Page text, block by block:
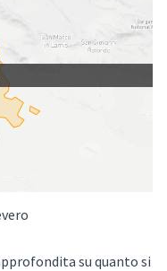
su quanto si